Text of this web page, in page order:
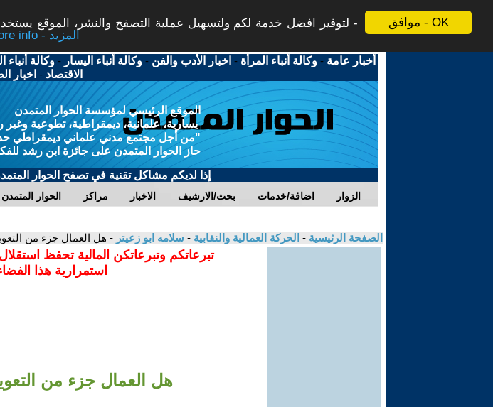
موافق - OK
لتوفير افضل خدمة لكم ولتسهيل عملية التصفح والنشر، الموقع
More info - المزيد
أخبار عامة -وكالة أنباء المرأة - اخبار الأدب والفن -وكالة أنباء اليسار -وكالة أنباء
الاقتصاد - اخبار
الموقع الرئيسي لمؤسسة الحوار المتمدن
يسارية، علمانية، ديمقراطية، تطوعية وغير
"من أجل مجتمع مدني علماني ديمقراطي
حاز الحوار المتمدن على جائزة ابن رشد
إذا لديكم مشاكل تقنية في تصفح الحوار
الحوار المتمدن مراكز الاخبار بحث/الارشيف اضافة/خدمات الزوار
الصفحة الرئيسية - الحركة العمالية والنقابية - سلامه ابو زعيتر - هل العمال جزء من
تبرعاتكم وتبرعاتكن المالية تحفظ
استمرارية هذا
هل العمال جزء من